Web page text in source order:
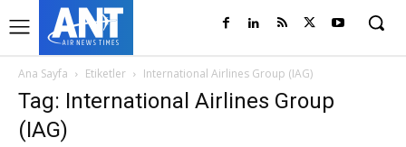
Ana Sayfa Etiketler International Airlines Group (IAG)
Tag: International Airlines Group
(IAG)